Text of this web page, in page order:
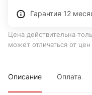
Гарантия 12
Цена действительна
может отличаться от
Описание Оплата